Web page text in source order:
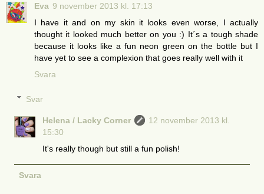
Eva 9 november 2013 kl. 17:13
I have it and on my skin it looks even worse, I actually
thought it looked much better on you :) It´s a tough shade
because it looks like a fun neon green on the bottle but I
have yet to see a complexion that goes really well with it
Svara
Svar
Helena / Lacky Corner
12 november 2013 kl.
15:30
It's really though but still a fun polish!
Svara